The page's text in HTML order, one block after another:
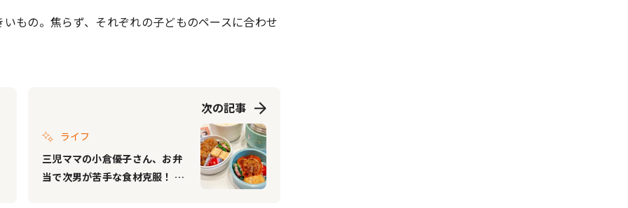
もの。焦らず、それぞれの子どものペースに合わせ
次の記事
ライフ
三児ママの小倉優子さん、お弁
当で次男が苦手な食材克服！ 長